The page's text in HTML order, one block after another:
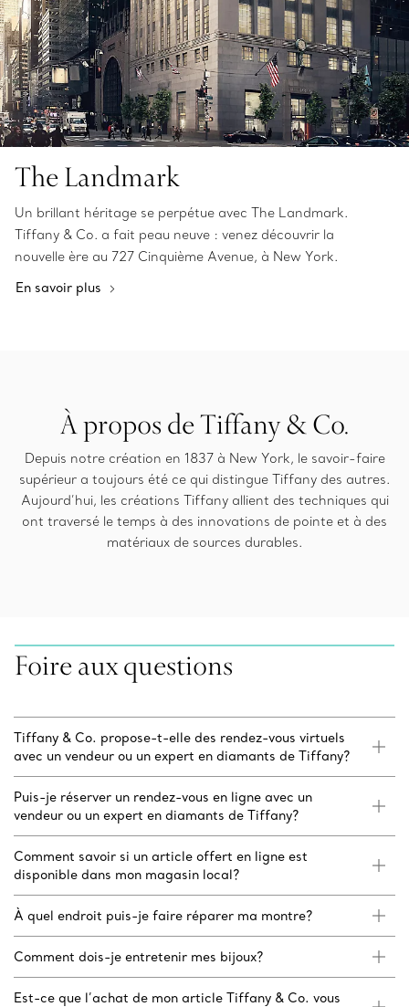
The Landmark
Un brillant héritage se perpétue avec The Landmark.
Tiffany & Co. a fait peau neuve : venez découvrir la
nouvelle ère au 727 Cinquième Avenue, à New York.
En savoir plus
À propos de Tiffany & Co.
Depuis notre création en 1837 à New York, le savoir-faire
supérieur a toujours été ce qui distingue Tiffany des autres.
Aujourd’hui, les créations Tiffany allient des techniques qui
ont traversé le temps à des innovations de pointe et à des
matériaux de sources durables.
Foire aux questions
Tiffany & Co. propose-t-elle des rendez-vous virtuels
avec un vendeur ou un expert en diamants de Tiffany?
Puis-je réserver un rendez-vous en ligne avec un
vendeur ou un expert en diamants de Tiffany?
Comment savoir si un article offert en ligne est
disponible dans mon magasin local?
À quel endroit puis-je faire réparer ma montre?
Comment dois-je entretenir mes bijoux?
Est-ce que l’achat de mon article Tiffany & Co. vous